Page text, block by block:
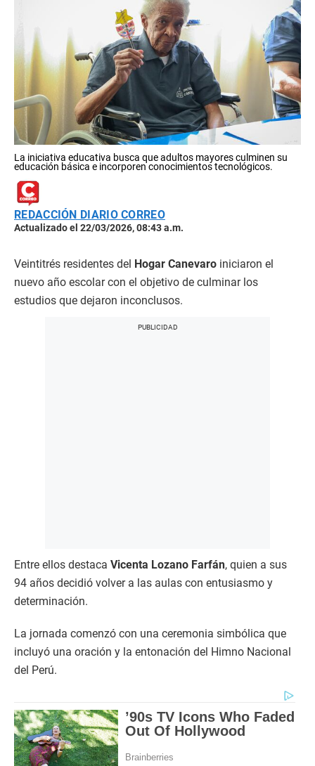
La iniciativa educativa busca que adultos mayores culminen su
educación básica e incorporen conocimientos tecnológicos.
REDACCIÓN DIARIO CORREO
Actualizado el 22/03/2026, 08:43 a.m.
Veintitrés residentes del Hogar Canevaro iniciaron el
nuevo año escolar con el objetivo de culminar los
estudios que dejaron inconclusos.
Entre ellos destaca Vicenta Lozano Farfán, quien a sus
94 años decidió volver a las aulas con entusiasmo y
determinación.
La jornada comenzó con una ceremonia simbólica que
incluyó una oración y la entonación del Himno Nacional
del Perú.